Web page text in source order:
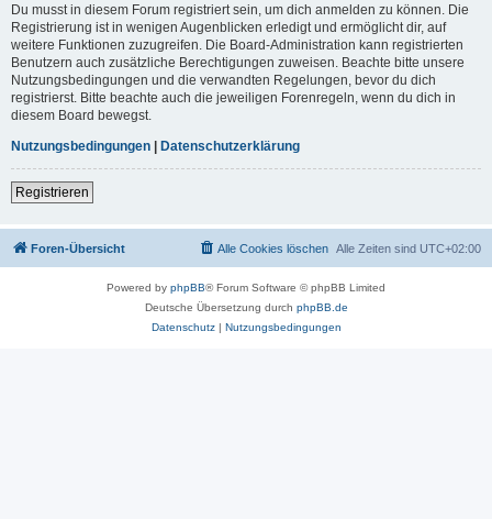
Du musst in diesem Forum registriert sein, um dich anmelden zu können. Die
Registrierung ist in wenigen Augenblicken erledigt und ermöglicht dir, auf
weitere Funktionen zuzugreifen. Die Board-Administration kann registrierten
Benutzern auch zusätzliche Berechtigungen zuweisen. Beachte bitte unsere
Nutzungsbedingungen und die verwandten Regelungen, bevor du dich
registrierst. Bitte beachte auch die jeweiligen Forenregeln, wenn du dich in
diesem Board bewegst.
Nutzungsbedingungen | Datenschutzerklärung
Registrieren
Foren-Übersicht Alle Zeiten sind UTC+02:00
Alle Cookies löschen
Powered by phpBB® Forum Software © phpBB Limited
Deutsche Übersetzung durch phpBB.de
Datenschutz| Nutzungsbedingungen